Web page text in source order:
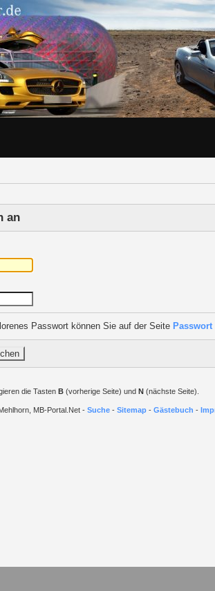
an
Passwort können Sie auf der Seite
die Tasten B (vorherige Seite) und N (nächste Seite).
MB-Portal.Net - Suche - Sitemap - Gästebuch -